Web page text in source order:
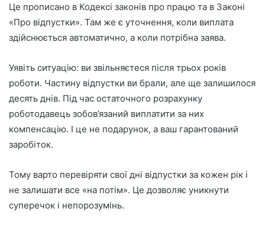
Це прописано в Кодексі законів про працю та в Законі
«Про відпустки». Там же є уточнення, коли виплата
здійснюється автоматично, а коли потрібна заява.
Уявіть ситуацію: ви звільняєтеся після трьох років
роботи. Частину відпустки ви брали, але ще залишилося
десять днів. Під час остаточного розрахунку
роботодавець зобов’язаний виплатити за них
компенсацію. І це не подарунок, а ваш гарантований
заробіток.
Тому варто перевіряти свої дні відпустки за кожен рік і
не залишати все «на потім». Це дозволяє уникнути
суперечок і непорозумінь.